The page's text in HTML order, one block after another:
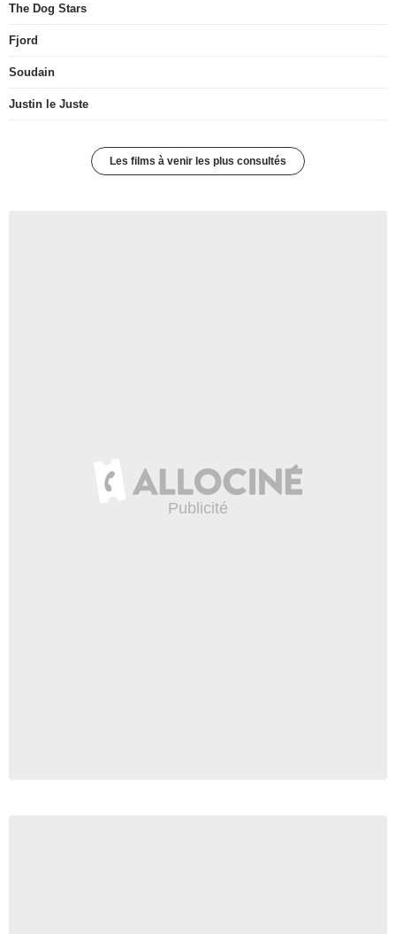
The Dog Stars
Fjord
Soudain
Justin le Juste
Les films à venir les plus consultés